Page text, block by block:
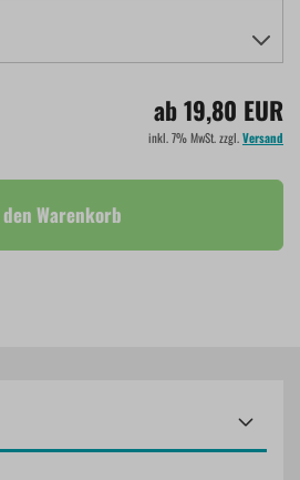
ab 19,80 EUR
inkl. 7% MwSt. zzgl.Versand
Warenkorb